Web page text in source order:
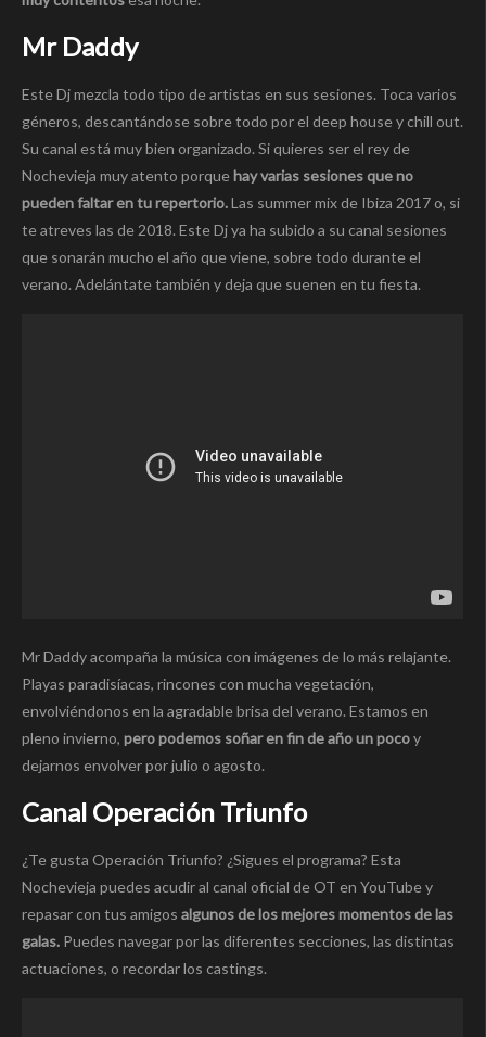
Mr Daddy
Este Dj mezcla todo tipo de artistas en sus sesiones. Toca varios
géneros, descantándose sobre todo por el deep house y chill out.
Su canal está muy bien organizado. Si quieres ser el rey de
Nochevieja muy atento porquehay varias sesiones que no
pueden faltar en tu repertorio.Las summer mix de Ibiza 2017 o, si
te atreves las de 2018. Este Dj ya ha subido a su canal sesiones
que sonarán mucho el año que viene, sobre todo durante el
verano. Adelántate también y deja que suenen en tu fiesta.
Mr Daddy acompaña la música con imágenes de lo más relajante.
Playas paradisíacas, rincones con mucha vegetación,
envolviéndonos en la agradable brisa del verano. Estamos en
pleno invierno, pero podemos soñar en fin de año un pocoy
dejarnos envolver por julio o agosto.
Canal Operación Triunfo
¿Te gusta Operación Triunfo? ¿Sigues el programa? Esta
Nochevieja puedes acudir al canal oficial de OT en YouTube y
repasar con tus amigos algunos de los mejores momentos de las
galas. Puedes navegar por las diferentes secciones, las distintas
actuaciones, o recordar los castings.